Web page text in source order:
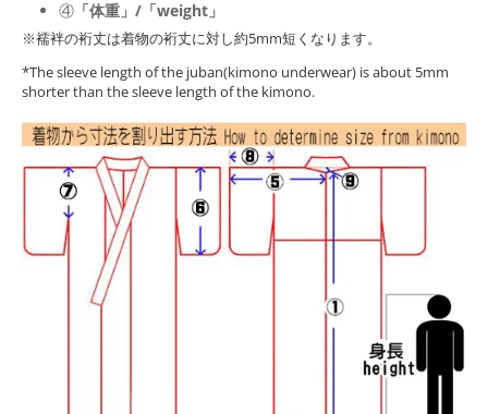
④ 「体重」/「weight」
※襦袢の裄丈は着物の裄丈に対し約5mm短くなります。
*The sleeve length of the juban(kimono underwear) is about 5mm
shorter than the sleeve length of the kimono.